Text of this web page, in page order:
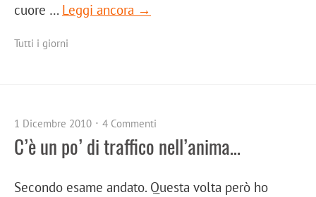
cuore … Leggi ancora →
Tutti i giorni
1 Dicembre 2010 4 Commenti
C’è un po’ di traffico nell’anima…
Secondo esame andato. Questa volta però ho